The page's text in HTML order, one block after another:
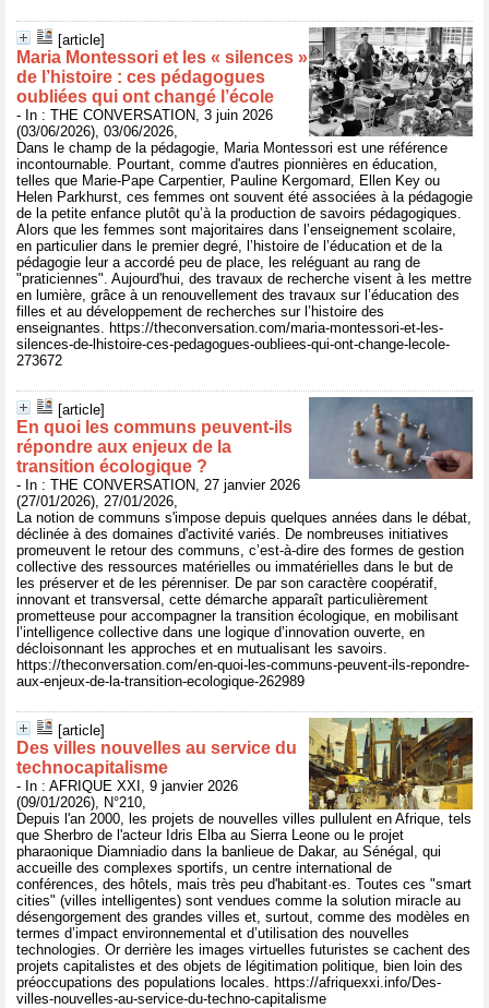
[article]
Maria Montessori et les « silences »
de l’histoire : ces pédagogues
oubliées qui ont changé l’école
- In : THE CONVERSATION, 3 juin 2026
(03/06/2026), 03/06/2026,
Dans le champ de la pédagogie, Maria Montessori est une référence
incontournable. Pourtant, comme d'autres pionnières en éducation,
telles que Marie-Pape Carpentier, Pauline Kergomard, Ellen Key ou
Helen Parkhurst, ces femmes ont souvent été associées à la pédagogie
de la petite enfance plutôt qu’à la production de savoirs pédagogiques.
Alors que les femmes sont majoritaires dans l’enseignement scolaire,
en particulier dans le premier degré, l’histoire de l’éducation et de la
pédagogie leur a accordé peu de place, les reléguant au rang de
"praticiennes". Aujourd'hui, des travaux de recherche visent à les mettre
en lumière, grâce à un renouvellement des travaux sur l’éducation des
filles et au développement de recherches sur l’histoire des
enseignantes. https://theconversation.com/maria-montessori-et-les-
silences-de-lhistoire-ces-pedagogues-oubliees-qui-ont-change-lecole-
273672
[article]
En quoi les communs peuvent-ils
répondre aux enjeux de la
transition écologique ?
- In : THE CONVERSATION, 27 janvier 2026
(27/01/2026), 27/01/2026,
La notion de communs s'impose depuis quelques années dans le débat,
déclinée à des domaines d'activité variés. De nombreuses initiatives
promeuvent le retour des communs, c’est-à-dire des formes de gestion
collective des ressources matérielles ou immatérielles dans le but de
les préserver et de les pérenniser. De par son caractère coopératif,
innovant et transversal, cette démarche apparaît particulièrement
prometteuse pour accompagner la transition écologique, en mobilisant
l’intelligence collective dans une logique d’innovation ouverte, en
décloisonnant les approches et en mutualisant les savoirs.
https://theconversation.com/en-quoi-les-communs-peuvent-ils-repondre-
aux-enjeux-de-la-transition-ecologique-262989
[article]
Des villes nouvelles au service du
technocapitalisme
- In : AFRIQUE XXI, 9 janvier 2026
(09/01/2026), N°210,
Depuis l'an 2000, les projets de nouvelles villes pullulent en Afrique, tels
que Sherbro de l'acteur Idris Elba au Sierra Leone ou le projet
pharaonique Diamniadio dans la banlieue de Dakar, au Sénégal, qui
accueille des complexes sportifs, un centre international de
conférences, des hôtels, mais très peu d'habitant·es. Toutes ces "smart
cities" (villes intelligentes) sont vendues comme la solution miracle au
désengorgement des grandes villes et, surtout, comme des modèles en
termes d’impact environnemental et d’utilisation des nouvelles
technologies. Or derrière les images virtuelles futuristes se cachent des
projets capitalistes et des objets de légitimation politique, bien loin des
préoccupations des populations locales. https://afriquexxi.info/Des-
villes-nouvelles-au-service-du-techno-capitalisme